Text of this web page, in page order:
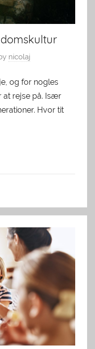
nicolaj
og for nogles
at rejse på. Især
Hvor tit